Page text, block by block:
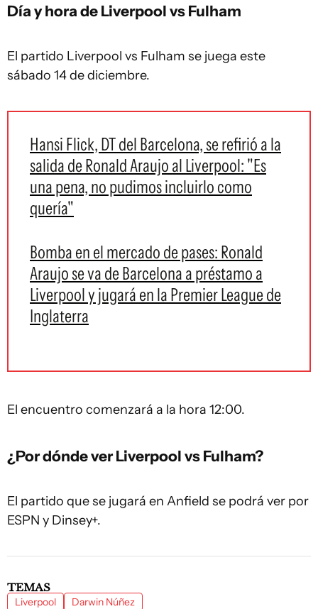
Día y hora de Liverpool vs Fulham
El partido Liverpool vs Fulham se juega este
sábado 14 de diciembre.
Hansi Flick, DT del Barcelona, se refirió a la
salida de Ronald Araujo al Liverpool: "Es
una pena, no pudimos incluirlo como
quería"
Bomba en el mercado de pases: Ronald
Araujo se va de Barcelona a préstamo a
Liverpool y jugará en la Premier League de
Inglaterra
El encuentro comenzará a la hora 12:00.
¿Por dónde ver Liverpool vs Fulham?
El partido que se jugará en Anfield se podrá ver por
ESPN y Dinsey+.
TEMAS
Liverpool Darwin Núñez